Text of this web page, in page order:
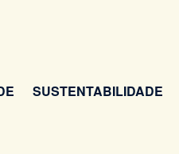
SUSTENTABILIDADE